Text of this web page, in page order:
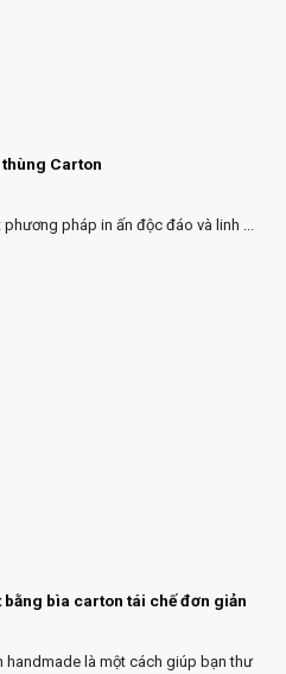
Carton
pháp in ấn độc đáo và linh ...
bìa carton tái chế đơn giản
là một cách giúp bạn thư